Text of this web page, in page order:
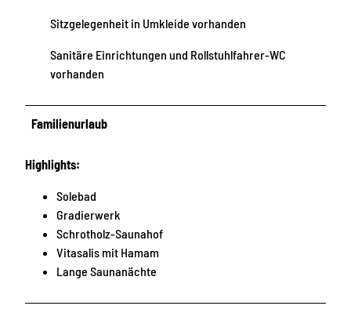
Sitzgelegenheit in Umkleide vorhanden
Sanitäre Einrichtungen und Rollstuhlfahrer-WC
vorhanden
Familienurlaub
Highlights:
Solebad
Gradierwerk
Schrotholz-Saunahof
Vitasalis mit Hamam
Lange Saunanächte